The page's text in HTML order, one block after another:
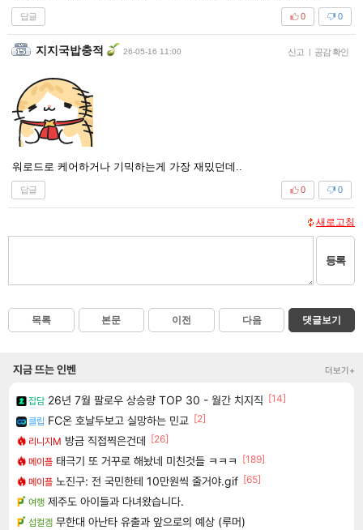
답글 0
0
지지국밥충적 26-05-16 11:00 신고 | 공감 확인
워로드로 케어하거나 기믹하는게 가장 재밌던데..
답글 0
0
새로고침
등록
목록 본문 이전 다음 댓글보기
지금 뜨는 인벤 더보기+
잡담 26년 7월 팔로우 상승량 TOP 30 - 월간 치지직 [14]
클립 FC온 호날두보고 실망하는 민교 [2]
리니지M 방금 직접찍은건데 [26]
메이플 태극기 또 거꾸로 해놨네 미친것들 ㅋㅋㅋ [189]
메이플 노진구: 전 국민한테 10만원씩 줄거야.gif [65]
여행 제주도 아이들과 다녀왔습니다.
섭컬겜 무한대 아난타 유출과 앞으로의 예상 (루머)